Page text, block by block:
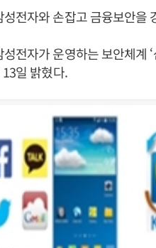
전자와 손잡고 금융보안을
전자가 운영하는 보안체계
일 밝혔다.